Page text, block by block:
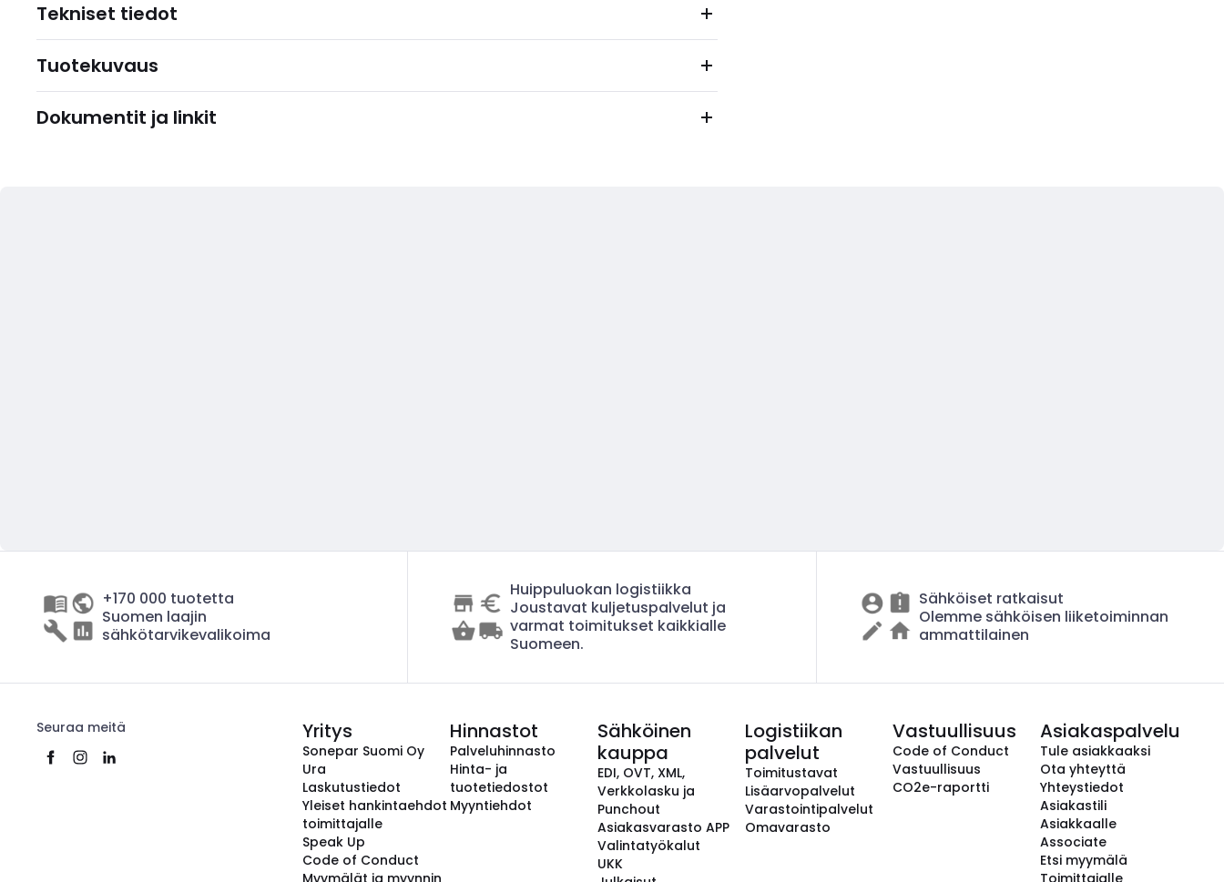
Tekniset tiedot
Tuotekuvaus
Dokumentit ja linkit
+170 000 tuotetta
Suomen laajin
sähkötarvikevalikoima
Huippuluokan logistiikka
Joustavat kuljetuspalvelut ja
varmat toimitukset kaikkialle
Suomeen.
Sähköiset ratkaisut
Olemme sähköisen liiketoiminnan
ammattilainen
Seuraa meitä Yritys
Sonepar Suomi Oy
Ura
Laskutustiedot
Yleiset hankintaehdot
toimittajalle
Speak Up
Code of Conduct
Myymälät ja myynnin
Hinnastot
Palveluhinnasto
Hinta- ja
tuotetiedostot
Myyntiehdot
Sähköinen
kauppa
EDI, OVT, XML,
Verkkolasku ja
Punchout
Asiakasvarasto APP
Valintatyökalut
UKK
Logistiikan
palvelut
Toimitustavat
Lisäarvopalvelut
Varastointipalvelut
Omavarasto
Vastuullisuus
Code of Conduct
Vastuullisuus
CO2e-raportti
Asiakaspalvelu
Tule asiakkaaksi
Ota yhteyttä
Yhteystiedot
Asiakastili
Asiakkaalle
Associate
Etsi myymälä
Toimittajalle